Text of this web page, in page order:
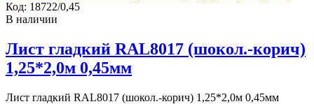
Код: 18722/0,45
В наличии
Лист гладкий RAL8017 (шокол.-корич)
1,25*2,0м 0,45мм
Лист гладкий RAL8017 (шокол.-корич) 1,25*2,0м 0,45мм